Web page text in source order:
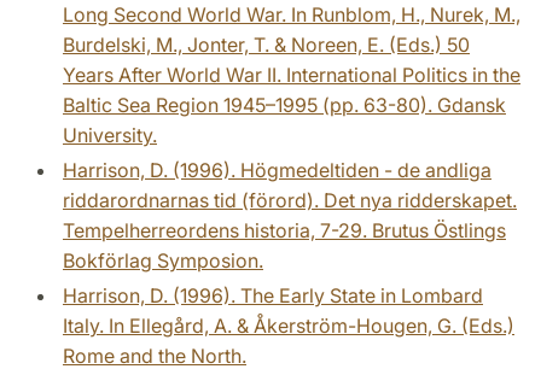
Long Second World War. In Runblom, H., Nurek, M.,
Burdelski, M., Jonter, T. & Noreen, E. (Eds.) 50
Years After World War II. International Politics in the
Baltic Sea Region 1945–1995 (pp. 63-80). Gdansk
University.
Harrison, D. (1996). Högmedeltiden - de andliga
riddarordnarnas tid (förord). Det nya ridderskapet.
Tempelherreordens historia, 7-29. Brutus Östlings
Bokförlag Symposion.
Harrison, D. (1996). The Early State in Lombard
Italy. In Ellegård, A. & Åkerström-Hougen, G. (Eds.)
Rome and the North.